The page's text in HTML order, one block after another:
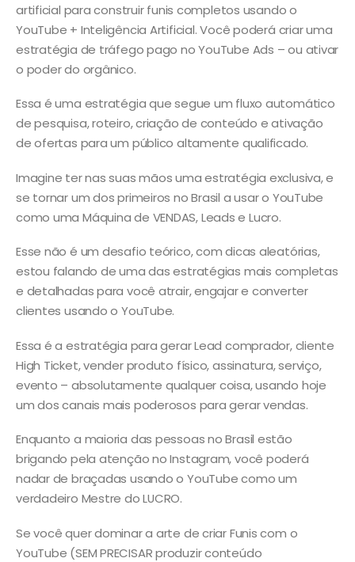
artificial para construir funis completos usando o
YouTube + Inteligência Artificial. Você poderá criar uma
estratégia de tráfego pago no YouTube Ads – ou ativar
o poder do orgânico.
Essa é uma estratégia que segue um fluxo automático
de pesquisa, roteiro, criação de conteúdo e ativação
de ofertas para um público altamente qualificado.
Imagine ter nas suas mãos uma estratégia exclusiva, e
se tornar um dos primeiros no Brasil a usar o YouTube
como uma Máquina de VENDAS, Leads e Lucro.
Esse não é um desafio teórico, com dicas aleatórias,
estou falando de uma das estratégias mais completas
e detalhadas para você atrair, engajar e converter
clientes usando o YouTube.
Essa é a estratégia para gerar Lead comprador, cliente
High Ticket, vender produto físico, assinatura, serviço,
evento – absolutamente qualquer coisa, usando hoje
um dos canais mais poderosos para gerar vendas.
Enquanto a maioria das pessoas no Brasil estão
brigando pela atenção no Instagram, você poderá
nadar de braçadas usando o YouTube como um
verdadeiro Mestre do LUCRO.
Se você quer dominar a arte de criar Funis com o
YouTube (SEM PRECISAR produzir conteúdo